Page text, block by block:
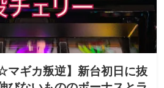
マギカ叛逆】新台初日に抜